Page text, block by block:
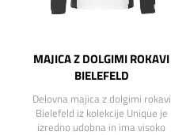
MAJICA Z DOLGIMI ROKAVI
BIELEFELD
Delovna majica z dolgimi rokavi
Bielefeld iz kolekcije Unique je
izredno udobna in ima visoko